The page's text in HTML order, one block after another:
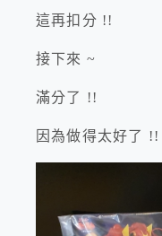
這再扣分 !!
接下來 ~
滿分了 !!
因為做得太好了 !!